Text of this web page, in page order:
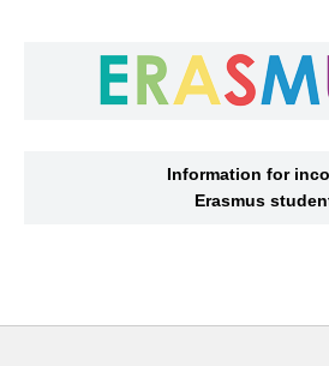
Information for
Erasmus